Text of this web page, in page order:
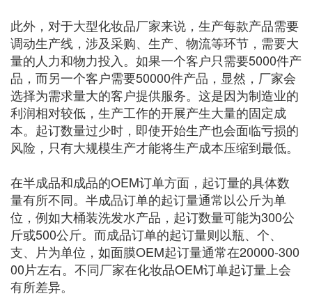
此外，对于大型化妆品厂家来说，生产每款产品需要
调动生产线，涉及采购、生产、物流等环节，需要大
量的人力和物力投入。如果一个客户只需要5000件产
品，而另一个客户需要50000件产品，显然，厂家会
选择为需求量大的客户提供服务。这是因为制造业的
利润相对较低，生产工作的开展产生大量的固定成
本。起订数量过少时，即使开始生产也会面临亏损的
风险，只有大规模生产才能将生产成本压缩到最低。
在半成品和成品的OEM订单方面，起订量的具体数
量有所不同。半成品订单的起订量通常以公斤为单
位，例如大桶装洗发水产品，起订数量可能为300公
斤或500公斤。而成品订单的起订量则以瓶、个、
支、片为单位，如面膜OEM起订量通常在20000-300
00片左右。不同厂家在化妆品OEM订单起订量上会
有所差异。